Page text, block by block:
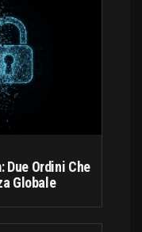
Due Ordini Che
Globale